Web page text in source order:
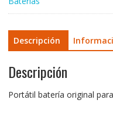
Descripción
Descripción
Portátil batería original